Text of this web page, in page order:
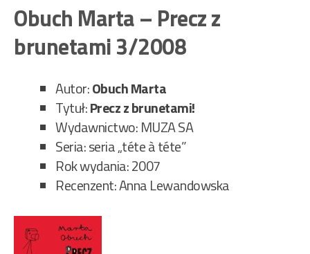
Obuch Marta – Precz z
brunetami 3/2008
Autor:Obuch Marta
Tytuł:Precz z brunetami!
Wydawnictwo: MUZA SA
Seria: seria „téte à téte”
Rok wydania: 2007
Recenzent: Anna Lewandowska